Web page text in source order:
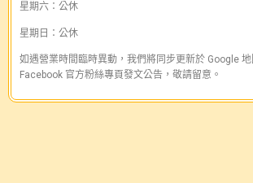
星期六：公休
星期日：公休
如遇營業時間臨時異動，我們將同步更新於 Google
Facebook 官方粉絲專頁發文公告，敬請留意。